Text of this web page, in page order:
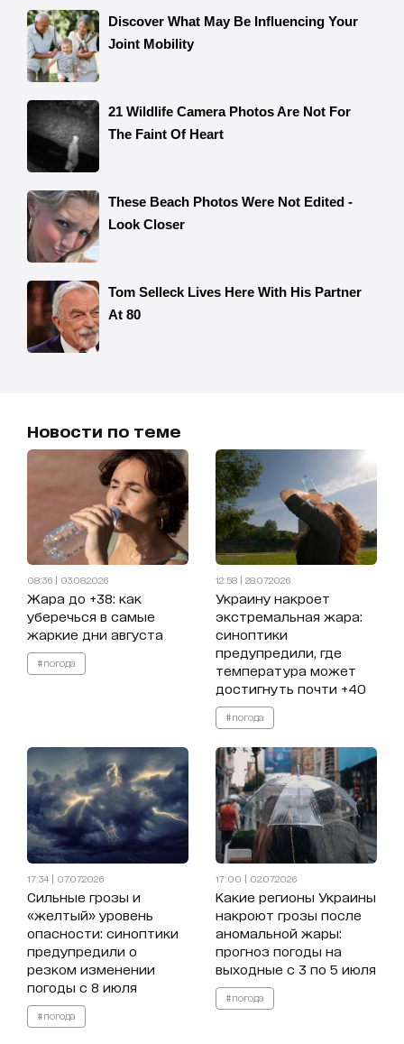
Новости по теме
08:36 | 03.08.2026
Жара до +38: как
уберечься в самые
жаркие дни августа
#погода
12:58 | 28.07.2026
Украину накроет
экстремальная жара:
синоптики
предупредили, где
температура может
достигнуть почти +40
#погода
17:34 | 07.07.2026
Сильные грозы и
«желтый» уровень
опасности: синоптики
предупредили о
резком изменении
погоды с 8 июля
#погода
17:00 | 02.07.2026
Какие регионы Украины
накроют грозы после
аномальной жары:
прогноз погоды на
выходные с 3 по 5 июля
#погода